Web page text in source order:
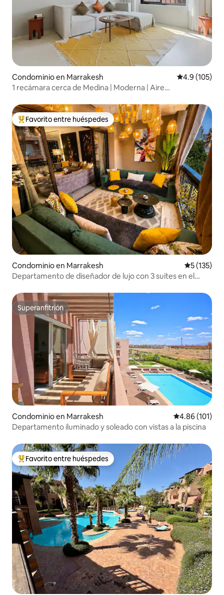
Condominio en Marrakesh Calificación
4.9 (105)
1 recámara cerca de Medina | Moderna | Aire
De los mejores en Favorito entre huéspedes
Favorito entre huéspedes
Condominio en Marrakesh
5 (135)
Departamento de diseñador de lujo con 3 suites en el
Superanfitrión
Superanfitrión
Condominio en Marrakesh Calificación
4.86 (101)
Departamento iluminado y soleado con vistas a la piscina
De los mejores en Favorito entre huéspedes
Favorito entre huéspedes